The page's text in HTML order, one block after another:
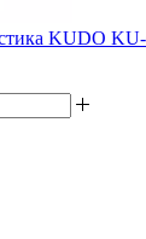
KUDO